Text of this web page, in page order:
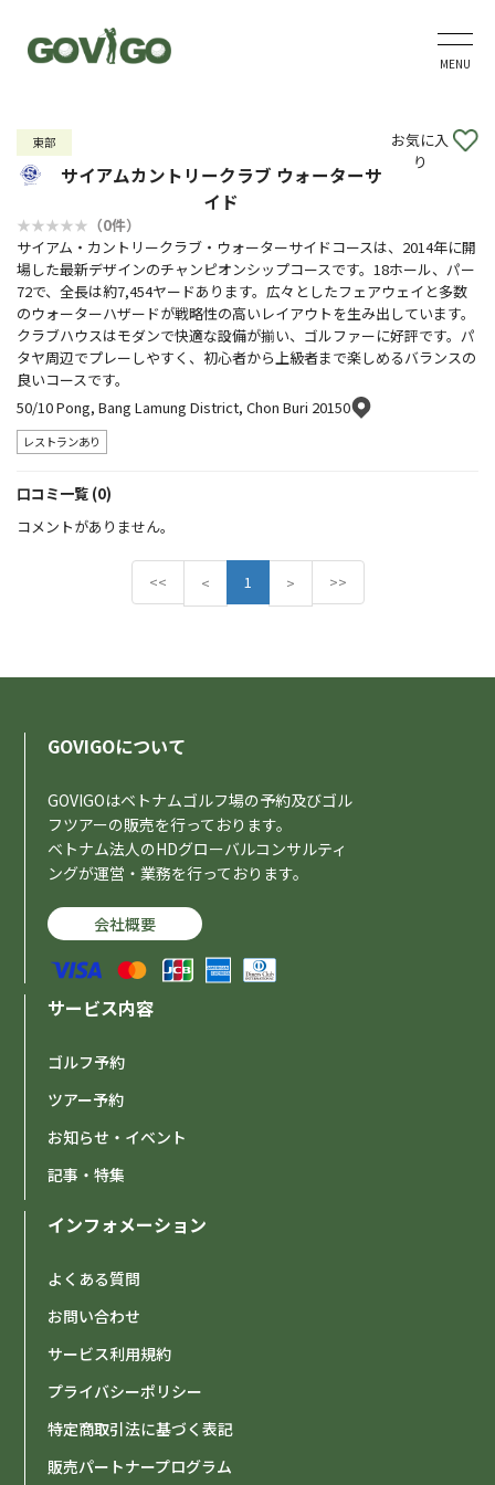
MENU
東部
サイアムカントリークラブ ウォーターサ
イド
お気に入
り
（0件）
サイアム・カントリークラブ・ウォーターサイドコースは、2014年に開
場した最新デザインのチャンピオンシップコースです。18ホール、パー
72で、全長は約7,454ヤードあります。広々としたフェアウェイと多数
のウォーターハザードが戦略性の高いレイアウトを生み出しています。
クラブハウスはモダンで快適な設備が揃い、ゴルファーに好評です。パ
タヤ周辺でプレーしやすく、初心者から上級者まで楽しめるバランスの
良いコースです。
50/10 Pong, Bang Lamung District, Chon Buri 20150
レストランあり
口コミ一覧 (0)
コメントがありません。
<< <P
r
1 >N
e
>>
GOVIGOについて
GOVIGOはベトナムゴルフ場の予約及びゴル
フツアーの販売を行っております。
ベトナム法人のHDグローバルコンサルティ
ングが運営・業務を行っております。
会社概要
サービス内容
ゴルフ予約
ツアー予約
お知らせ・イベント
記事・特集
インフォメーション
よくある質問
お問い合わせ
サービス利用規約
プライバシーポリシー
特定商取引法に基づく表記
販売パートナープログラム